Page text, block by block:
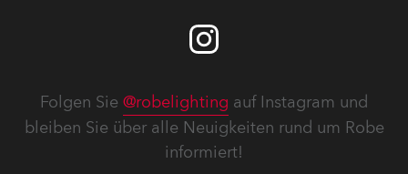
Folgen Sie @robelighting auf Instagram und
bleiben Sie über alle Neuigkeiten rund um Robe
informiert!